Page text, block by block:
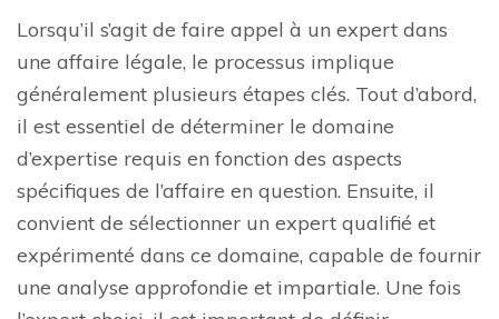
Lorsqu’il s’agit de faire appel à un expert dans
une affaire légale, le processus implique
généralement plusieurs étapes clés. Tout d’abord,
il est essentiel de déterminer le domaine
d’expertise requis en fonction des aspects
spécifiques de l’affaire en question. Ensuite, il
convient de sélectionner un expert qualifié et
expérimenté dans ce domaine, capable de fournir
une analyse approfondie et impartiale. Une fois